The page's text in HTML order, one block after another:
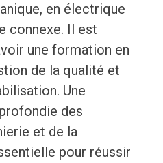
en électrique
connexe. Il est
une formation en
de la qualité et
Une
des
et de la
pour réussir